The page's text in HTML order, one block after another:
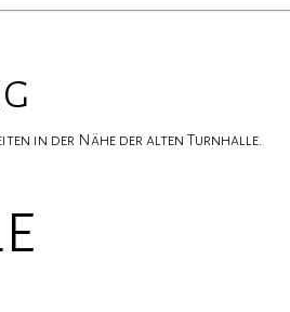
in der Nähe der alten Turnhalle.